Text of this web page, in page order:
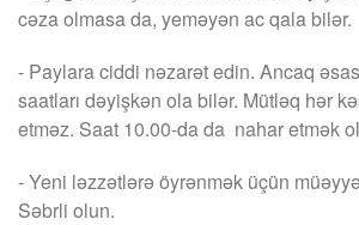
cəza olmasa da, yeməyən ac qala bilər.
- Paylara ciddi nəzarət edin. Ancaq
saatları dəyişkən ola bilər. Mütləq hər
etməz. Saat 10.00-da da nahar etmək
- Yeni ləzzətlərə öyrənmək üçün
Səbrli olun.